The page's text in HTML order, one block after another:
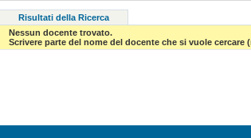
Risultati della Ricerca
Nessun docente trovato.
Scrivere parte del nome del docente che si vuole cercare